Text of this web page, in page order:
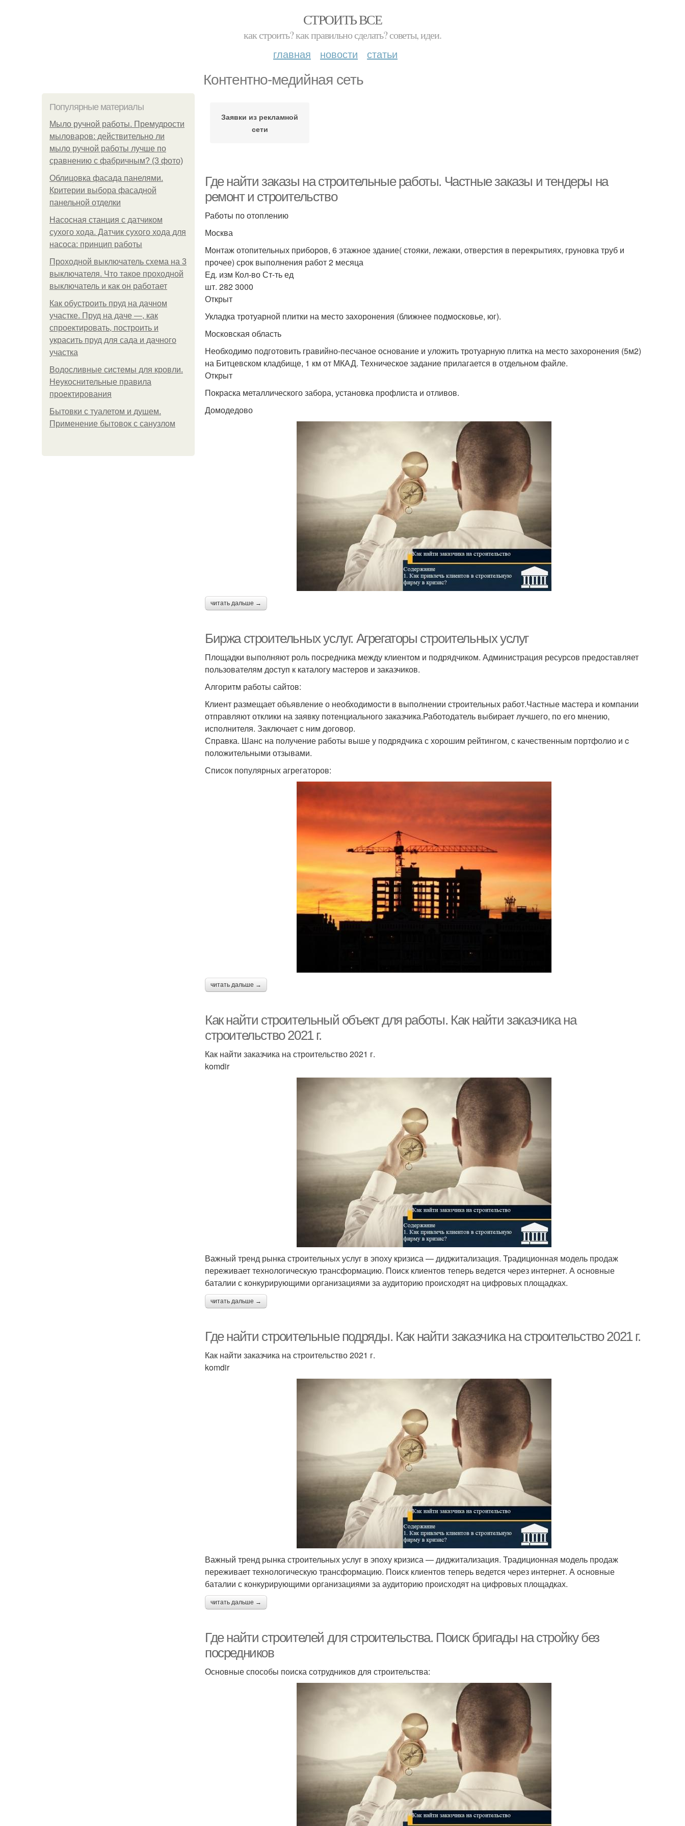
СТРОИТЬ ВСЕ
как строить? как правильно сделать? советы, идеи.
главная новости статьи
Контентно-медийная сеть
Популярные материалы
Мыло ручной работы. Премудрости
мыловаров: действительно ли
мыло ручной работы лучше по
сравнению с фабричным? (3 фото)
Облицовка фасада панелями.
Критерии выбора фасадной
панельной отделки
Насосная станция с датчиком
сухого хода. Датчик сухого хода для
насоса: принцип работы
Проходной выключатель схема на 3
выключателя. Что такое проходной
выключатель и как он работает
Как обустроить пруд на дачном
участке. Пруд на даче —, как
спроектировать, построить и
украсить пруд для сада и дачного
участка
Водосливные системы для кровли.
Неукоснительные правила
проектирования
Бытовки с туалетом и душем.
Применение бытовок с санузлом
Заявки из рекламной
сети
Где найти заказы на строительные работы. Частные заказы и тендеры на
ремонт и строительство
Работы по отоплению
Москва
Монтаж отопительных приборов, 6 этажное здание( стояки, лежаки, отверстия в перекрытиях, груновка труб и
прочее) срок выполнения работ 2 месяца
Ед. изм Кол-во Ст-ть ед
шт. 282 3000
Открыт
Укладка тротуарной плитки на место захоронения (ближнее подмосковье, юг).
Московская область
Необходимо подготовить гравийно-песчаное основание и уложить тротуарную плитка на место захоронения (5м2)
на Битцевском кладбище, 1 км от МКАД. Техническое задание прилагается в отдельном файле.
Открыт
Покраска металлического забора, установка профлиста и отливов.
Домодедово
читать дальше →
Биржа строительных услуг. Агрегаторы строительных услуг
Площадки выполняют роль посредника между клиентом и подрядчиком. Администрация ресурсов предоставляет
пользователям доступ к каталогу мастеров и заказчиков.
Алгоритм работы сайтов:
Клиент размещает объявление о необходимости в выполнении строительных работ.Частные мастера и компании
отправляют отклики на заявку потенциального заказчика.Работодатель выбирает лучшего, по его мнению,
исполнителя. Заключает с ним договор.
Справка. Шанс на получение работы выше у подрядчика с хорошим рейтингом, с качественным портфолио и c
положительными отзывами.
Список популярных агрегаторов:
читать дальше →
Как найти строительный объект для работы. Как найти заказчика на
строительство 2021 г.
Как найти заказчика на строительство 2021 г.
komdir
Важный тренд рынка строительных услуг в эпоху кризиса — диджитализация. Традиционная модель продаж
переживает технологическую трансформацию. Поиск клиентов теперь ведется через интернет. А основные
баталии с конкурирующими организациями за аудиторию происходят на цифровых площадках.
читать дальше →
Где найти строительные подряды. Как найти заказчика на строительство 2021 г.
Как найти заказчика на строительство 2021 г.
komdir
Важный тренд рынка строительных услуг в эпоху кризиса — диджитализация. Традиционная модель продаж
переживает технологическую трансформацию. Поиск клиентов теперь ведется через интернет. А основные
баталии с конкурирующими организациями за аудиторию происходят на цифровых площадках.
читать дальше →
Где найти строителей для строительства. Поиск бригады на стройку без
посредников
Основные способы поиска сотрудников для строительства: